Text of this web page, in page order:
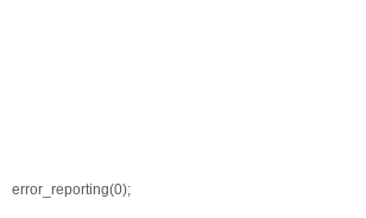
error_reporting(0);